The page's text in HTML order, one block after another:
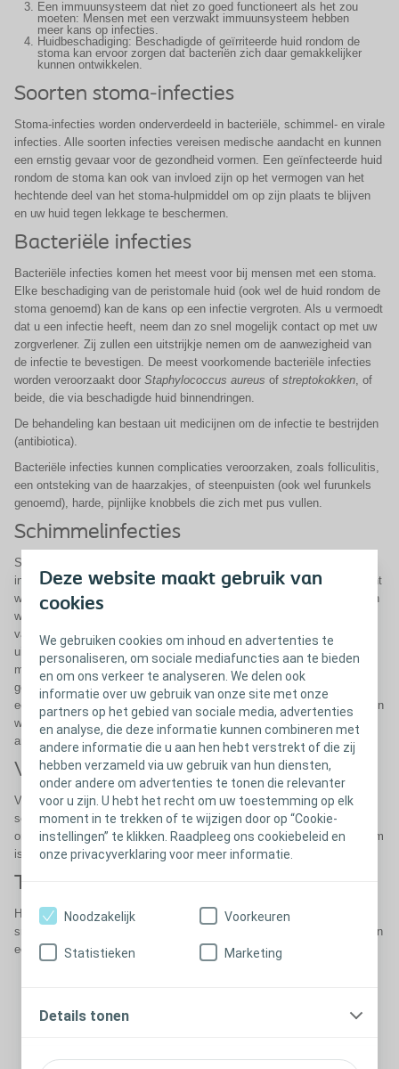
Deze website maakt gebruik van
cookies
We gebruiken cookies om inhoud en advertenties te
personaliseren, om sociale mediafuncties aan te bieden
en om ons verkeer te analyseren. We delen ook
informatie over uw gebruik van onze site met onze
partners op het gebied van sociale media, advertenties
en analyse, die deze informatie kunnen combineren met
andere informatie die u aan hen hebt verstrekt of die zij
hebben verzameld via uw gebruik van hun diensten,
onder andere om advertenties te tonen die relevanter
voor u zijn. U hebt het recht om uw toestemming op elk
moment in te trekken of te wijzigen door op “Cookie-
instellingen” te klikken. Raadpleeg ons cookiebeleid en
onze privacyverklaring voor meer informatie.
Noodzakelijk Voorkeuren
Statistieken Marketing
Details tonen
Een immuunsysteem dat niet zo goed functioneert als het zou
moeten: Mensen met een verzwakt immuunsysteem hebben
meer kans op infecties.
Huidbeschadiging: Beschadigde of geïrriteerde huid rondom de
stoma kan ervoor zorgen dat bacteriën zich daar gemakkelijker
kunnen ontwikkelen.
Soorten stoma-infecties
Stoma-infecties worden onderverdeeld in bacteriële, schimmel- en virale
infecties. Alle soorten infecties vereisen medische aandacht en kunnen
een ernstig gevaar voor de gezondheid vormen. Een geïnfecteerde huid
rondom de stoma kan ook van invloed zijn op het vermogen van het
hechtende deel van het stoma-hulpmiddel om op zijn plaats te blijven
en uw huid tegen lekkage te beschermen.
Bacteriële infecties
Bacteriële infecties komen het meest voor bij mensen met een stoma.
Elke beschadiging van de peristomale huid (ook wel de huid rondom de
stoma genoemd) kan de kans op een infectie vergroten. Als u vermoedt
dat u een infectie heeft, neem dan zo snel mogelijk contact op met uw
zorgverlener. Zij zullen een uitstrijkje nemen om de aanwezigheid van
de infectie te bevestigen. De meest voorkomende bacteriële infecties
worden veroorzaakt door Staphylococcus aureus of streptokokken, of
beide, die via beschadigde huid binnendringen.
De behandeling kan bestaan uit medicijnen om de infectie te bestrijden
(antibiotica).
Bacteriële infecties kunnen complicaties veroorzaken, zoals folliculitis,
een ontsteking van de haarzakjes, of steenpuisten (ook wel furunkels
genoemd), harde, pijnlijke knobbels die zich met pus vullen.
Schimmelinfecties
Schimmelinfecties kunnen de huid rondom de stoma aantasten. Deze
infecties komen het meest voor op plekken van het lichaam waar vocht
wordt vastgehouden of waar veel wrijving is. Langdurige vochtigheid en
warmte onder het stoma-hulpmiddel is een veelvoorkomende oorzaak
van schimmelinfecties zoals cutane candidiasis. Schimmelinfecties
uiten zich meestal als een rode, jeukende uitslag. De diagnose wordt
meestal gesteld aan de hand van een lichamelijk onderzoek en een
gesprek over uw symptomen. Uw arts of stoma-verpleegkundige kan
een huidschraapsel nemen om de diagnose te bevestigen en te bepalen
welk type schimmel de infectie veroorzaakt. Meestal worden lokale
antischimmelmiddelen, zoals crème of poeder, voorgeschreven.
Virale infecties
Virale stoma-infecties komen minder vaak voor dan de andere twee
soorten. Oorzaken van virale infecties op de huid rond de stoma zijn
onder andere herpes zoster en herpes simplex, hoewel dit vrij zeldzaam
is.
Tekenen van een geïnfecteerde stoma
Het herkennen van de tekenen van een stoma-infectie is belangrijk om
snel behandeld te kunnen worden. De meest voorkomende tekenen van
een stoma-infectie zijn:
Een branderig gevoel rond de stoma
Pus of afscheiding uit de stoma
Veranderingen in de huidskleur rond de stoma